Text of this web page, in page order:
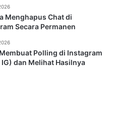
Menghapus Chat di
Secara Permanen
Polling di Instagram
IG) dan Melihat Hasilnya